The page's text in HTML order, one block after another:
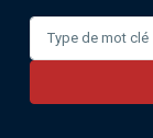
for: